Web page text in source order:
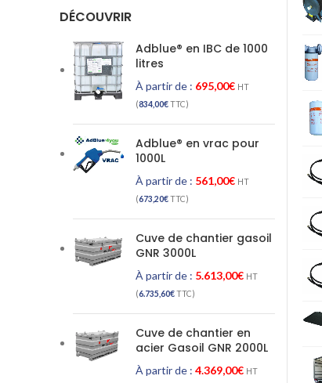
DÉCOUVRIR
Adblue® en IBC de 1000
litres
À partir de : 695,00€ HT
(834,00€TTC)
Adblue® en vrac pour
1000L
À partir de : 561,00€ HT
(673,20€TTC)
Cuve de chantier gasoil
GNR 3000L
À partir de : 5.613,00€ HT
(6.735,60€TTC)
Cuve de chantier en
acier Gasoil GNR 2000L
À partir de : 4.369,00€ HT